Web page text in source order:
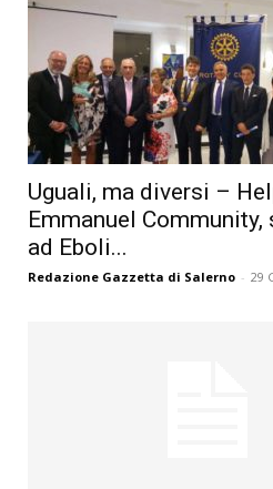
Uguali, ma diversi –
Emmanuel Community,
ad Eboli...
Redazione Gazzetta di Salerno - 29